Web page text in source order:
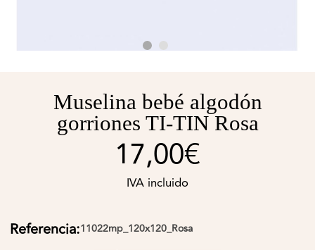
Muselina bebé algodón
gorriones TI-TIN Rosa
17,00€
IVA incluido
Referencia:11022mp_120x120_Rosa